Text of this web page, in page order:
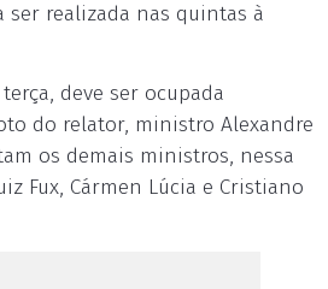
ser realizada nas quintas à
deve ser ocupada
do relator, ministro Alexandre
os demais ministros, nessa
Fux, Cármen Lúcia e Cristiano